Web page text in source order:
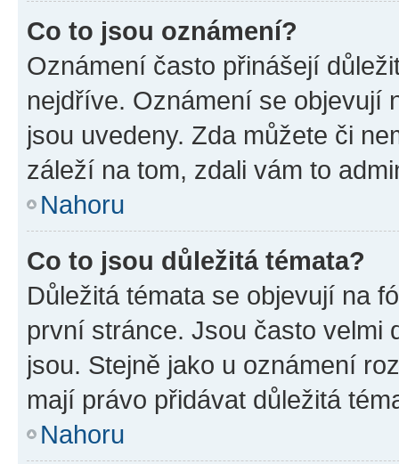
Co to jsou oznámení?
Oznámení často přinášejí
nejdříve. Oznámení se objevují
jsou uvedeny. Zda můžete či
záleží na tom, zdali vám to
Nahoru
Co to jsou důležitá témata?
Důležitá témata se objevují na
první stránce. Jsou často velmi
jsou. Stejně jako u oznámení
mají právo přidávat důležitá
Nahoru